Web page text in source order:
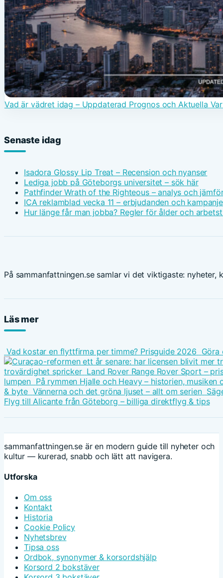
Vad är vädret idag – Uppdaterad Prognos och Aktuella
Senaste idag
Isadora Glossy Lip Treat – Recension och nyanser
Lediga jobb på Göteborgs universitet – sök här
Pathfinder Wrath of the Righteous – analys och
ICA reklamblad vecka 11 – erbjudanden och
Hur länge får man jobba? Regler för ålder och
På sammanfattningen.se samlar vi det viktigaste: nyheter,
Läs mer
Vad kostar en flyttfirma per timme? Prisguide 2026 Göra
trovärdighet spricker Land Rover Range Rover Sport –
lumpen På rymmen Hjalle och Heavy – historien, musiken
& byte Vännerna och det gröna ljuset – allt om serien
Flyg till Alicante från Göteborg – billiga direktflyg & tips
sammanfattningen.se är en modern guide till nyheter och
kultur — kurerad, snabb och lätt att navigera.
Utforska
Om oss
Kontakt
Historia
Cookie Policy
Nyhetsbrev
Tipsa oss
Ordbok, synonymer & korsordshjälp
Korsord 2 bokstäver